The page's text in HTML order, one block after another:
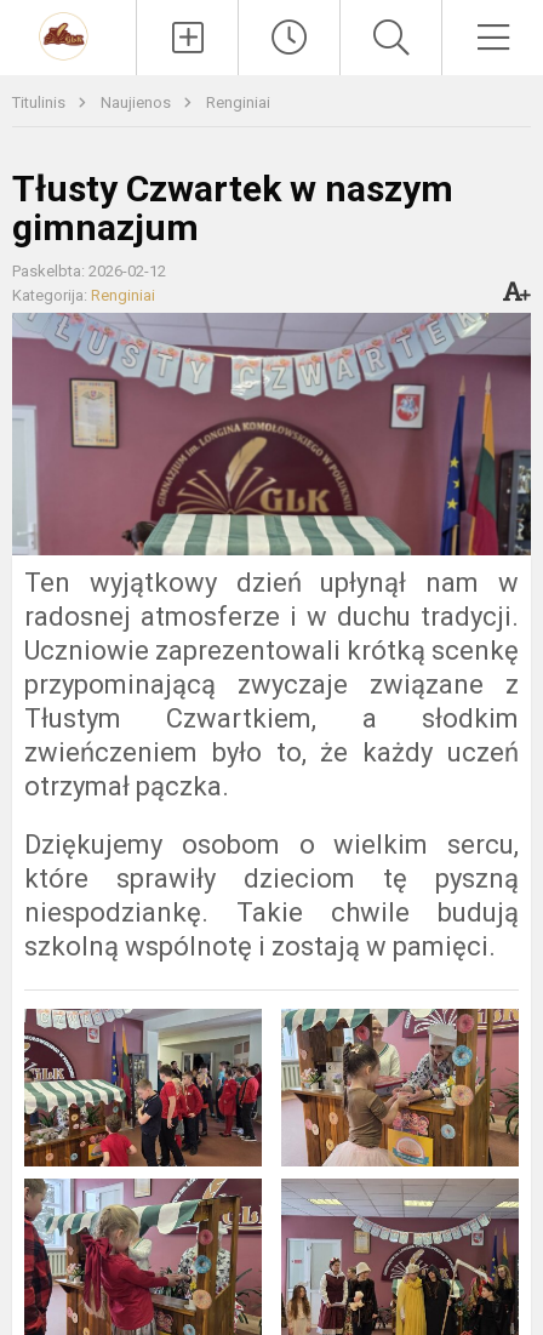
Titulinis Naujienos Renginiai
Tłusty Czwartek w naszym
gimnazjum
Paskelbta: 2026-02-12
Kategorija: Renginiai
Ten wyjątkowy dzień upłynął nam w
radosnej atmosferze i w duchu tradycji.
Uczniowie zaprezentowali krótką scenkę
przypominającą zwyczaje związane z
Tłustym Czwartkiem, a słodkim
zwieńczeniem było to, że każdy uczeń
otrzymał pączka.
Dziękujemy osobom o wielkim sercu,
które sprawiły dzieciom tę pyszną
niespodziankę. Takie chwile budują
szkolną wspólnotę i zostają w pamięci.